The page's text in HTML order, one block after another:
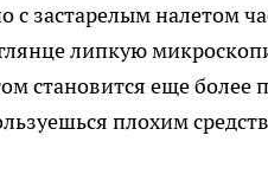
застарелым налетом
липкую
становится еще
плохим